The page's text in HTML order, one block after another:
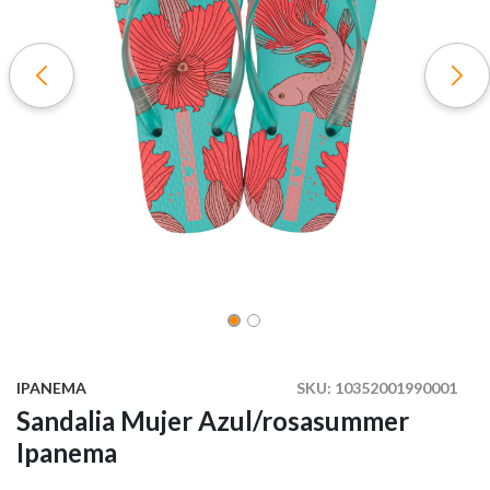
SKU: 10352001990001
IPANEMA
Sandalia Mujer Azul/rosasummer
Ipanema